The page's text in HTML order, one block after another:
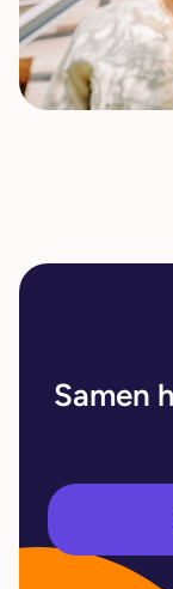
Samen